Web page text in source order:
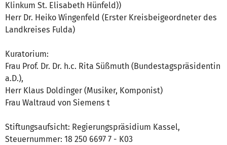
Klinkum St. Elisabeth Hünfeld))
Herr Dr. Heiko Wingenfeld (Erster Kreisbeigeordneter des
Landkreises Fulda)
Kuratorium:
Frau Prof. Dr. Dr. h.c. Rita Süßmuth (Bundestagspräsidentin
a.D.),
Herr Klaus Doldinger (Musiker, Komponist)
Frau Waltraud von Siemens t
Stiftungsaufsicht: Regierungspräsidium Kassel,
Steuernummer: 18 250 6697 7 - K03